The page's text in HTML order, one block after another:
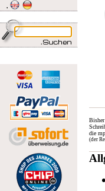
die
(der